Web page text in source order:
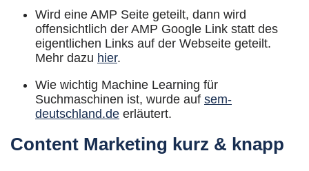
Wird eine AMP Seite geteilt, dann wird
offensichtlich der AMP Google Link statt des
eigentlichen Links auf der Webseite geteilt.
Mehr dazu hier.
Wie wichtig Machine Learning für
Suchmaschinen ist, wurde auf sem-
deutschland.de erläutert.
Content Marketing kurz & knapp